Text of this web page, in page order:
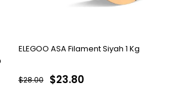
ELEGOO ASA Filament Siyah 1 Kg
$23.80
$28.00